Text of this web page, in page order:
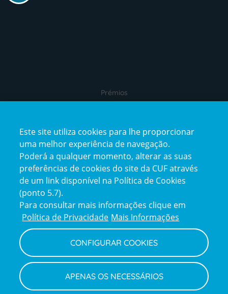
Prémios
Reclamações
e
elogios
Política de Privacidade e Cookies
Termos e Condições
Declaração de Acessibilidade
Canal de Denúncias
Informações legais
Este site utiliza cookies para lhe proporcionar
uma melhor experiência de navegação.
Poderá a qualquer momento, alterar as suas
preferências de cookies do site da CUF através
de um link disponível na Política de Cookies
(ponto 5.7).
Para consultar mais informações clique em
Política de Privacidade Mais Informações
CONFIGURAR COOKIES
APENAS OS NECESSÁRIOS